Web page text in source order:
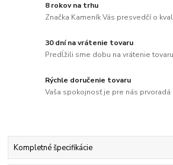
8 rokov na trhu
Značka Kameník Vás presvedčí o
30 dní na vrátenie tovaru
Predĺžili sme dobu na vrátenie tovaru
Rýchle doručenie tovaru
Vaša spokojnosť je pre nás prvoradá
Kompletné špecifikácie